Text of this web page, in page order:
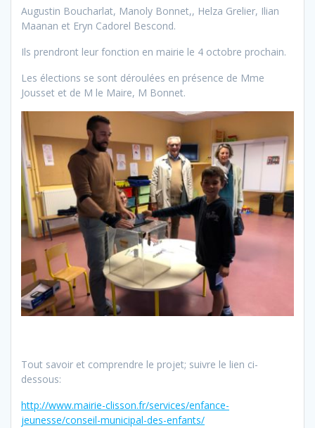
Augustin Boucharlat, Manoly Bonnet,, Helza Grelier, Ilian
Maanan et Eryn Cadorel Bescond.
Ils prendront leur fonction en mairie le 4 octobre prochain.
Les élections se sont déroulées en présence de Mme
Jousset et de M le Maire, M Bonnet.
Tout savoir et comprendre le projet; suivre le lien ci-
dessous:
http://www.mairie-clisson.fr/services/enfance-
jeunesse/conseil-municipal-des-enfants/